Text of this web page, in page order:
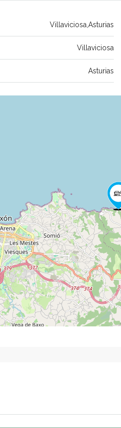
Villaviciosa,Asturias
Villaviciosa
Asturias